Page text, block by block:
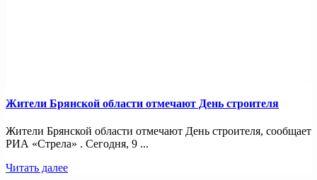
Жители Брянской области отмечают День строителя
Жители Брянской области отмечают День строителя, сообщает
РИА «Стрела» . Сегодня, 9 ...
Читать далее